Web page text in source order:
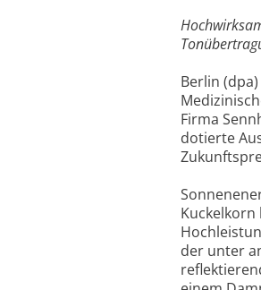
Berlin
Firma
dotierte
Kuckelkorn
der unter